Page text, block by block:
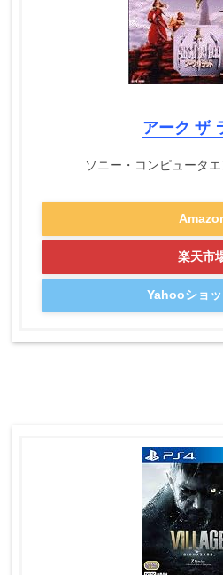
アーク ザ
ソニー・コンピュータ
楽天市
Yahooショ